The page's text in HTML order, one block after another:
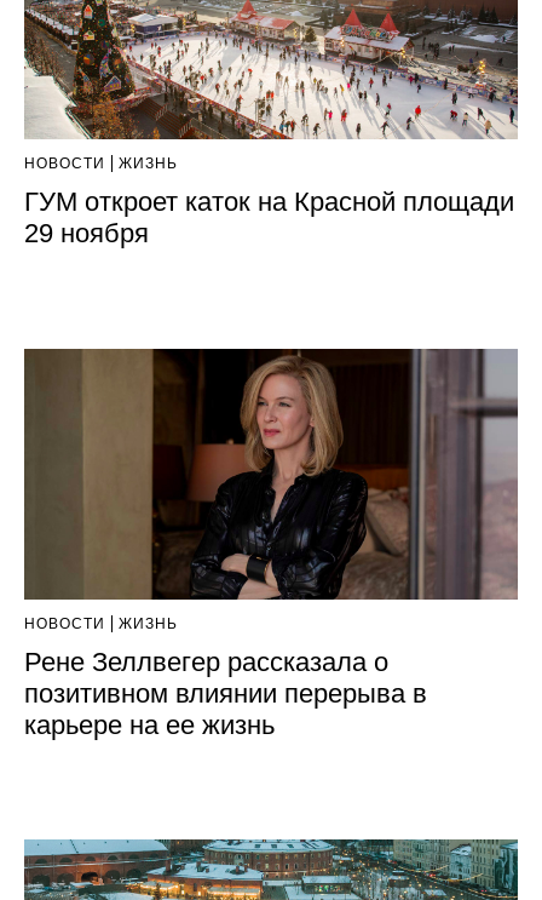
НОВОСТИ ЖИЗНЬ
ГУМ откроет каток на Красной площади
29 ноября
НОВОСТИ ЖИЗНЬ
Рене Зеллвегер рассказала о
позитивном влиянии перерыва в
карьере на ее жизнь